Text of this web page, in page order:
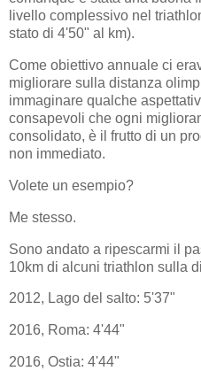
livello complessivo nel
stato di 4'50" al km).
Come obiettivo annuale ci
migliorare sulla distanza
immaginare qualche
consapevoli che ogni
consolidato, è il frutto di un
non immediato.
Volete un esempio?
Me stesso.
Sono andato a ripescarmi il
10km di alcuni triathlon sulla
2012, Lago del salto: 5'37"
2016, Roma: 4'44"
2016, Ostia: 4'44"